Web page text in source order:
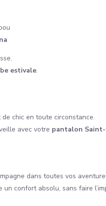
estivale.
chic en toute circonstance.
avec votre pantalon
dans toutes vos
confort absolu, sans faire